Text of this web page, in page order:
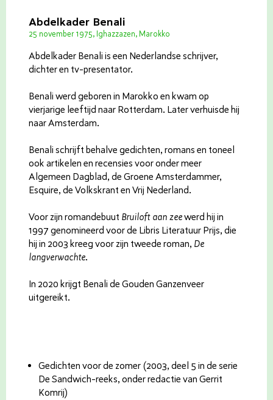
Abdelkader Benali
25 november 1975, Ighazzazen, Marokko
Abdelkader Benali is een Nederlandse schrijver,
dichter en tv-presentator.
Benali werd geboren in Marokko en kwam op
vierjarige leeftijd naar Rotterdam. Later verhuisde hij
naar Amsterdam.
Benali schrijft behalve gedichten, romans en toneel
ook artikelen en recensies voor onder meer
Algemeen Dagblad, de Groene Amsterdammer,
Esquire, de Volkskrant en Vrij Nederland.
Voor zijn romandebuut Bruiloft aan zeewerd hij in
1997 genomineerd voor de Libris Literatuur Prijs, die
hij in 2003 kreeg voor zijn tweede roman, De
langverwachte.
In 2020 krijgt Benali de Gouden Ganzenveer
uitgereikt.
Gedichten voor de zomer (2003, deel 5 in de serie
De Sandwich-reeks, onder redactie van Gerrit
Komrij)